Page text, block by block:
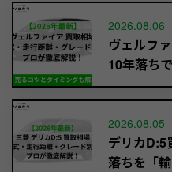
2026.08.06
ヴェルフ
10年落ち
2026.08.05
デリカD:5
落ちを「